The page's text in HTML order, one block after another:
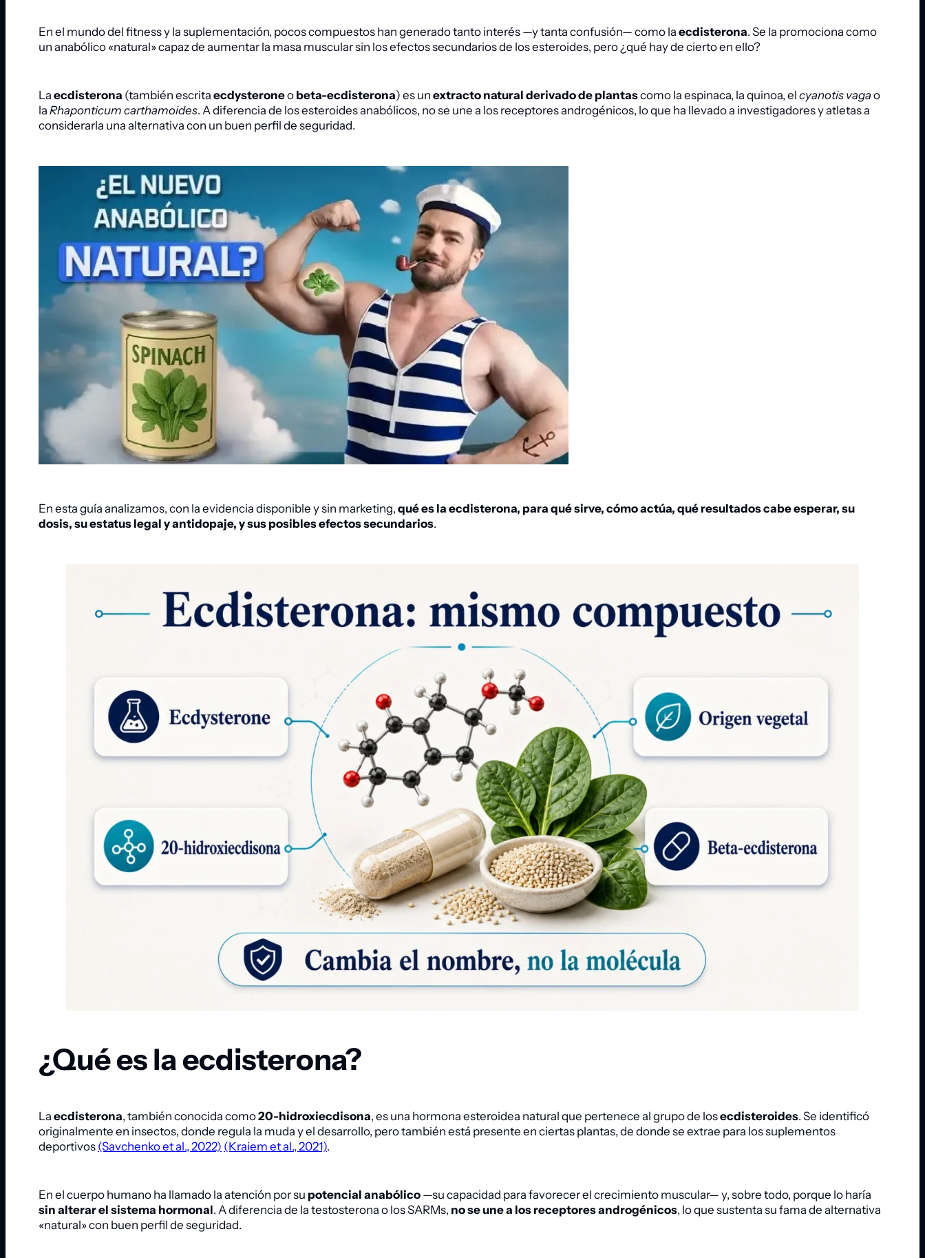
En el mundo del fitness y la suplementación, pocos compuestos han generado tanto interés —y tanta confusión— como la ecdisterona. Se la promociona como
un anabólico «natural» capaz de aumentar la masa muscular sin los efectos secundarios de los esteroides, pero ¿qué hay de cierto en ello?
La ecdisterona (también escrita ecdysteroneo beta-ecdisterona) es un extracto natural derivado de plantascomo la espinaca, la quinoa, el cyanotis vagao
la Rhaponticum carthamoides. A diferencia de los esteroides anabólicos, no se une a los receptores androgénicos, lo que ha llevado a investigadores y atletas a
considerarla una alternativa con un buen perfil de seguridad.
En esta guía analizamos, con la evidencia disponible y sin marketing, qué es la ecdisterona, para qué sirve, cómo actúa, qué resultados cabe esperar, su
dosis, su estatus legal y antidopaje, y sus posibles efectos secundarios.
¿Qué es la ecdisterona?
La ecdisterona, también conocida como20-hidroxiecdisona, es una hormona esteroidea natural que pertenece al grupo de losecdisteroides. Se identificó
originalmente en insectos, donde regula la muda y el desarrollo, pero también está presente en ciertas plantas, de donde se extrae para los suplementos
deportivos (Savchenko et al., 2022) (Kraiem et al., 2021).
En el cuerpo humano ha llamado la atención por su potencial anabólico —su capacidad para favorecer el crecimiento muscular— y, sobre todo, porque lo haría
sin alterar el sistema hormonal. A diferencia de la testosterona o los SARMs, no se une a los receptores androgénicos, lo que sustenta su fama de alternativa
«natural» con buen perfil de seguridad.